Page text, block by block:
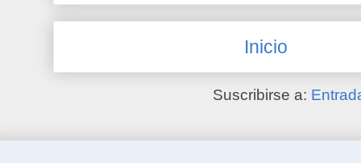
Inicio
Suscribirse a: